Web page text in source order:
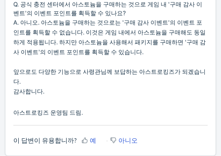
Q. 공식 충전 센터에서 아스토늄을 구매하는 것으로 게임 내 '구매 감사 이
벤트'의 이벤트 포인트를 획득할 수 있나요?
A. 아니오. 아스토늄을 구매하는 것으로는 '구매 감사 이벤트'의 이벤트 포
인트를 획득할 수 없습니다. 이것은 게임 내에서 아스토늄을 구매해도 동일
하게 적용됩니다. 하지만 아스토늄을 사용해서 패키지를 구매하면 '구매 감
사 이벤트'의 이벤트 포인트를 획득할 수 있습니다.
앞으로도 다양한 기능으로 사령관님께 보답하는 아스트로킹즈가 되겠습니
다.
감사합니다.
아스트로킹즈 운영팀 드림.
이 답변이 유용합니까? 예 아니오